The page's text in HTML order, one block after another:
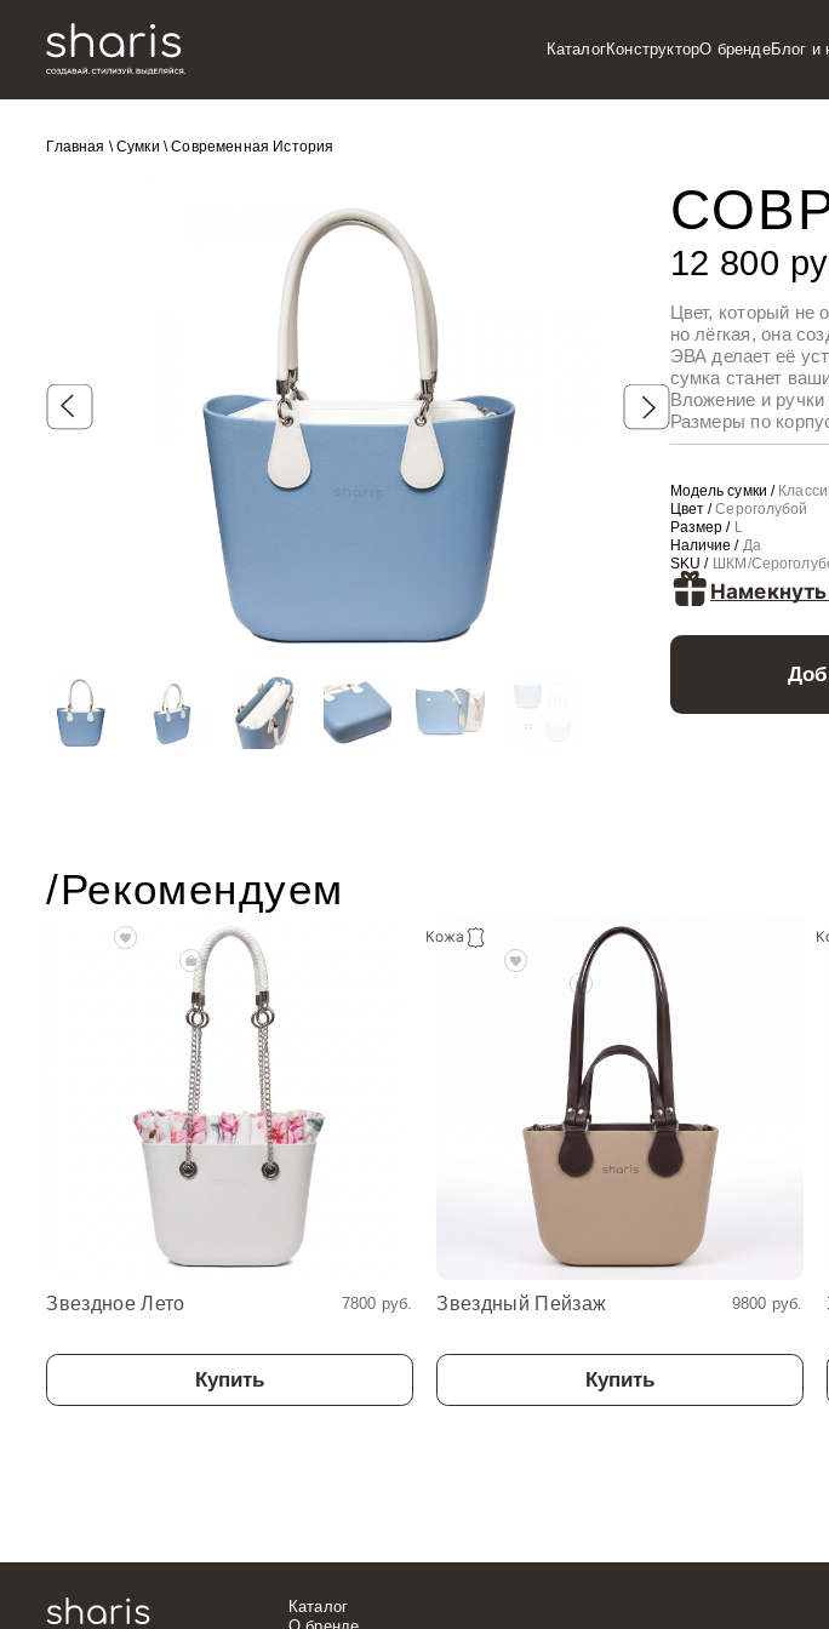
КаталогКонструкторО брендеБлог и
Главная \ Сумки \Современная История
12 800
Цвет, который не
но лёгкая, она
ЭВА делает её
сумка станет
Вложение и
Размеры по
Модель сумки /
Цвет /Сероголубой
Размер /
Наличие / Да
SKU /
ШКМ/
/Рекомендуем
Звездное Лето 7800 руб.
Купить
Кожа
Звездный Пейзаж 9800 руб.
Купить
Каталог